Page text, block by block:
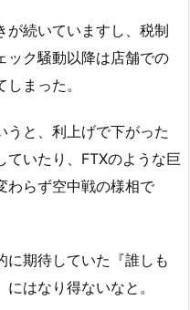
が続いていますし、税制
ック騒動以降は店舗での
まった。
うと、利上げで下がった
ていたり、FTXのような巨
わらず空中戦の様相で
に期待していた『誰しも
はなり得ないなと。